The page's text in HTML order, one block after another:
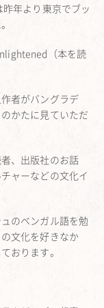
年より東京でブッ
（本を読
者がバングラデ
かたに見ていただ
、出版社のお話
ャーなどの文化イ
のベンガル語を勉
文化を好きなか
おります。